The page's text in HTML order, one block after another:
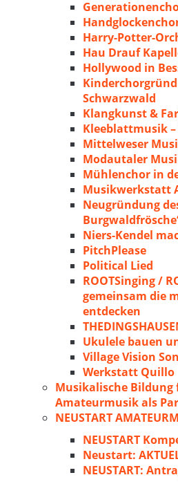
Harry-Potter-
Hau Drauf
Hollywood in
Schwarzwald
Klangkunst &
Kleeblattmusik
Mittelweser
Modautaler
Mühlenchor in
Musikwerkstatt
Neugründung
Niers-Kendel
PitchPlease
Political Lied
ROOTSinging /
gemeinsam die
entdecken
Ukulele bauen
Village Vision
Werkstatt Quillo
Musikalische Bildung
Amateurmusik als
NEUSTART
NEUSTART
Neustart:
NEUSTART: